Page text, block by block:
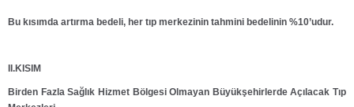
Bu kısımda artırma bedeli, her tıp merkezinin tahmini bedelinin %10’udur.
II.KISIM
Birden Fazla Sağlık Hizmet Bölgesi Olmayan Büyükşehirlerde Açılacak Tıp